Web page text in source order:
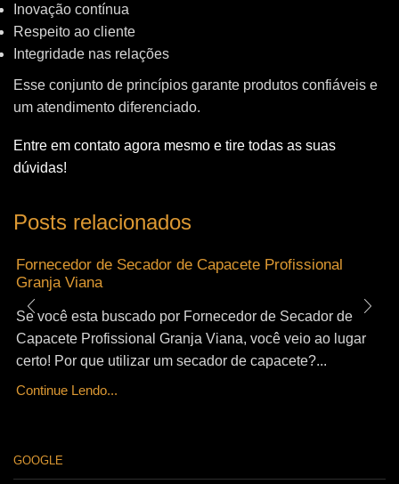
Inovação contínua
Respeito ao cliente
Integridade nas relações
Esse conjunto de princípios garante produtos confiáveis e
um atendimento diferenciado.
Entre em contato agora mesmo e tire todas as suas
dúvidas!
Posts relacionados
Fornecedor de Secador de Capacete Profissional
Granja Viana
Se você esta buscado por Fornecedor de Secador de
Capacete Profissional Granja Viana, você veio ao lugar
certo! Por que utilizar um secador de capacete?...
Continue Lendo...
GOOGLE